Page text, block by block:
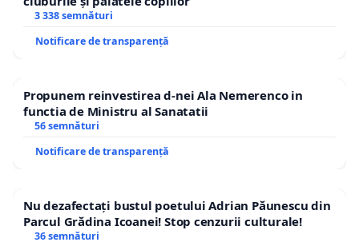
3 338 semnături
Notificare de transparență
Propunem reinvestirea d-nei Ala Nemerenco in
functia de Ministru al Sanatatii
56 semnături
Notificare de transparență
Nu dezafectați bustul poetului Adrian Păunescu din
Parcul Grădina Icoanei! Stop cenzurii culturale!
36 semnături